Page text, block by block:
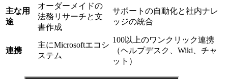
主な用
途
オーダーメイドの
法務リサーチと文
書作成
サポートの自動化と社内ナレ
ッジの統合
連携
主にMicrosoftエコシ
ステム
100以上のワンクリック連携
（ヘルプデスク、Wiki、チャ
ット）